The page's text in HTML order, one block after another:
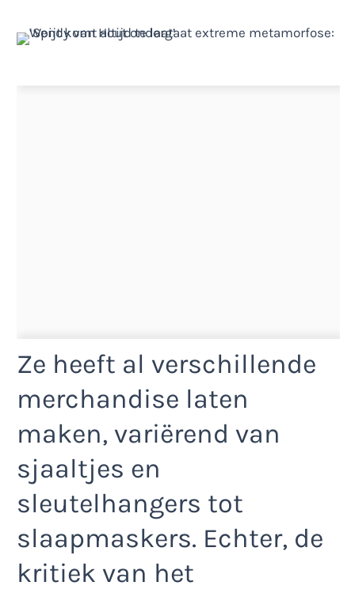
Ze heeft al verschillende
merchandise laten
maken, variërend van
sjaaltjes en
sleutelhangers tot
slaapmaskers. Echter, de
kritiek van het